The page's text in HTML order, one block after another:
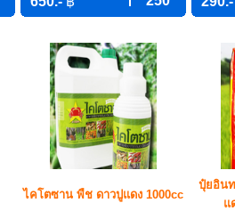
ไคโตซาน พืช ดาวปูแดง 1000cc
ปุ๋ยอิน
แ